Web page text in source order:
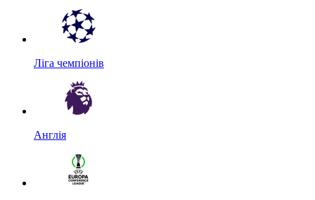
Ліга чемпіонів
Англія